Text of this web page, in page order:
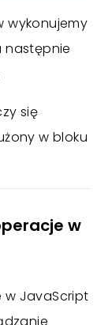
wykonujemy
następnie
się
w bloku
w
w JavaScript